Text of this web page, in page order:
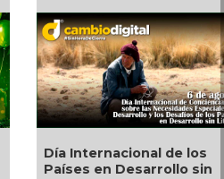
Día Internacional de los
Países en Desarrollo sin